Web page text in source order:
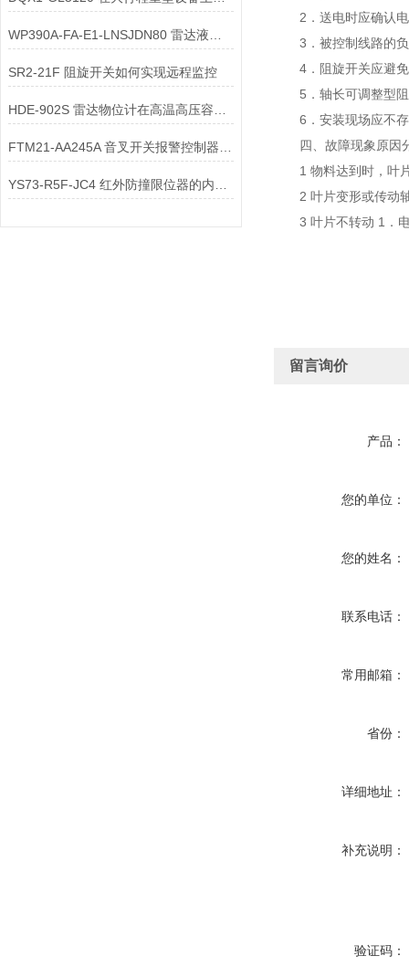
SR2-21F 阻旋开关如何实现远程监控
2．送电时应确认电
3．被控制线路的负
4．阻旋开关应避免
5．轴长可调整型阻
6．安装现场应不存
四、故障现象原因
1 物料达到时，叶片
2 叶片变形或传动轴
3 叶片不转动 1．电
留言询价
产品：
您的单位：
您的姓名：
联系电话：
常用邮箱：
省份：
详细地址：
补充说明：
验证码：